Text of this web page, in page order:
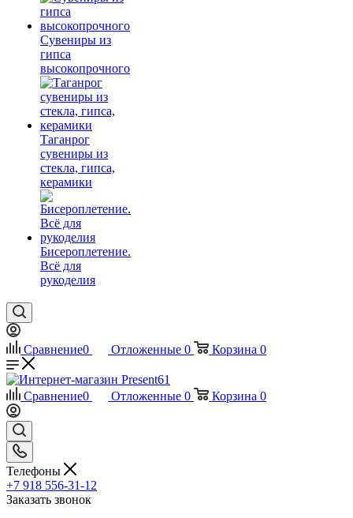
Сувениры из
гипса
высокопрочного
Таганрог
сувениры из
стекла, гипса,
керамики
Бисероплетение.
Всё для
рукоделия
Сравнение0 Отложенные 0 Корзина 0
Сравнение0 Отложенные 0 Корзина 0
Телефоны
+7 918 556-31-12
Заказать звонок